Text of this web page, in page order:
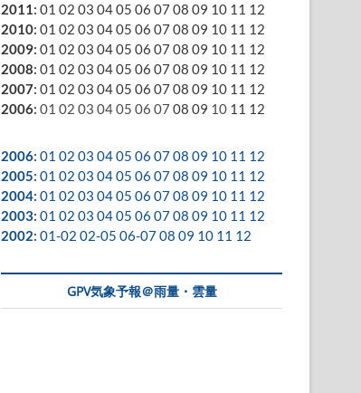
2011: 01 02 03 0405 06 07 08 09 10 11 12
2010: 01 02 03 0405 06 07 08 09 10 11 12
2009: 01 02 03 0405 06 07 08 09 10 11 12
2008: 01 02 03 0405 06 07 08 09 10 11 12
2007: 01 02 03 0405 06 07 08 09 10 11 12
2006: 01 02 03 0405 06 07 08 09 10 11 12
2006: 01 02 03 0405 06 0708 09 10 11 12
2005: 01 02 03 0405 06 0708 09 10 11 12
2004: 01 02 03 0405 06 0708 09 10 11 12
2003: 01 02 03 0405 06 0708 09 10 11 12
2002: 01-02 02-05 06-0708 09 10 11 12
GPV気象予報＠雨量・雲量